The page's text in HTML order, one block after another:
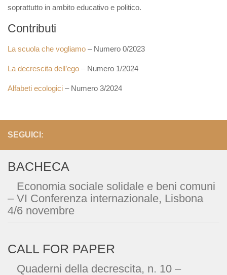
soprattutto in ambito educativo e politico.
Contributi
La scuola che vogliamo – Numero 0/2023
La decrescita dell’ego – Numero 1/2024
Alfabeti ecologici – Numero 3/2024
SEGUICI:
BACHECA
Economia sociale solidale e beni comuni
– VI Conferenza internazionale, Lisbona
4/6 novembre
CALL FOR PAPER
Quaderni della decrescita, n. 10 –